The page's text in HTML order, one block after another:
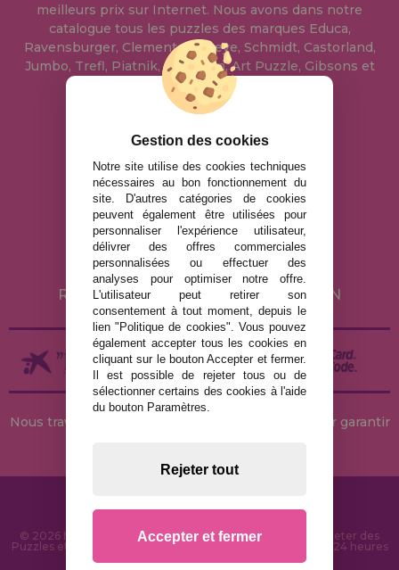
meilleurs prix sur Internet. Nous avons dans notre
catalogue tous les puzzles des marques Educa,
Ravensburger, Clementoni, Heye, Schmidt, Castorland,
Jumbo, Trefl, Piatnik, Anatolian, Art Puzzle, Gibsons et
bien d'autres.
info@maisondespuzzles.fr
MENTIONS LÉGALES
POLITIQUE DE CONFIDENTIALITÉ
POLITIQUE DE COOKIES
LIVRAISON ET RETOUR
RETOURS / DROIT DE RÉTRACTATION
Nous travaillons avec des stocks permanents pour garantir
© 2026 MaisonDesPuzzles.fr - Boutique en ligne pour acheter des
Puzzles et des Casse-têtes sur Internet. Livraison rapide en 24 heures
Gestion des cookies
Notre site utilise des cookies techniques
nécessaires au bon fonctionnement du
site. D'autres catégories de cookies
peuvent également être utilisées pour
personnaliser l'expérience utilisateur,
délivrer des offres commerciales
personnalisées ou effectuer des
analyses pour optimiser notre offre.
L'utilisateur peut retirer son
consentement à tout moment, depuis le
lien "Politique de cookies". Vous pouvez
également accepter tous les cookies en
cliquant sur le bouton Accepter et fermer.
Il est possible de rejeter tous ou de
sélectionner certains des cookies à l'aide
du bouton Paramètres.
Rejeter tout
Accepter et fermer